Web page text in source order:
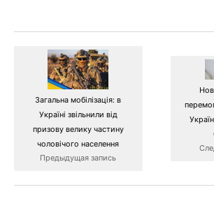
Загальна мобілізація: в
Україні звільнили від
призову велику частину
чоловічого населення
Предыдущая запись